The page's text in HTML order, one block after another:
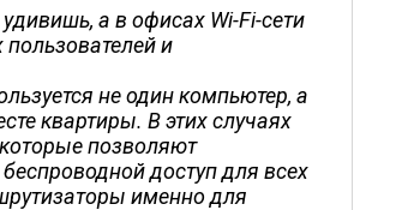
а в офисах Wi-Fi-сети
и
не один компьютер, а
квартиры. В этих случаях
позволяют
доступ для всех
именно для